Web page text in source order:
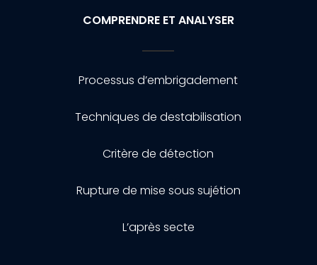
COMPRENDRE ET ANALYSER
Processus d’embrigadement
Techniques de destabilisation
Critère de détection
Rupture de mise sous sujétion
L’après secte